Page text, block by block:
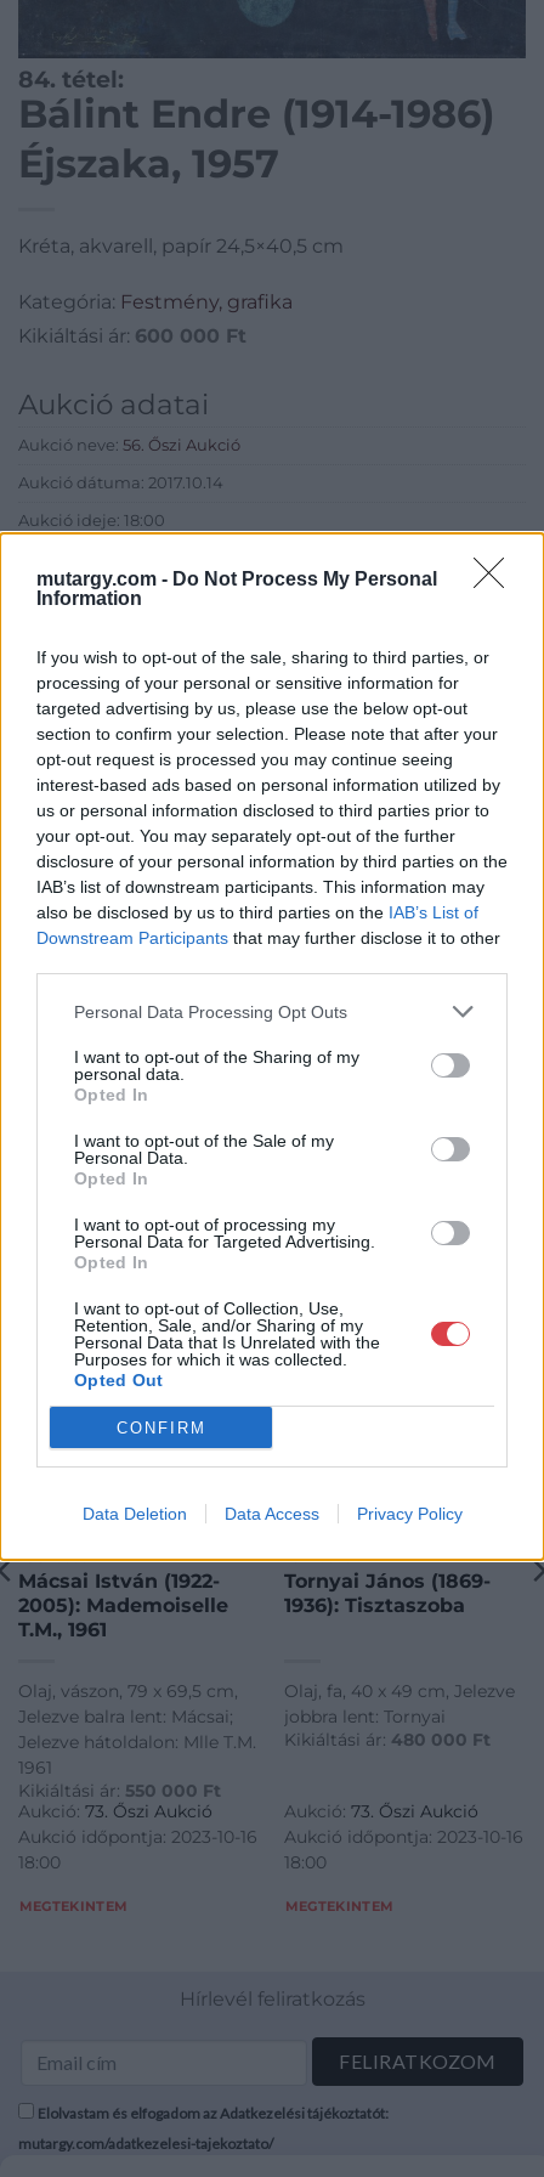
mutargy.com - Do Not Process My Personal
Information
If you wish to opt-out of the sale, sharing to third parties, or
processing of your personal or sensitive information for
targeted advertising by us, please use the below opt-out
section to confirm your selection. Please note that after your
opt-out request is processed you may continue seeing
interest-based ads based on personal information utilized by
us or personal information disclosed to third parties prior to
your opt-out. You may separately opt-out of the further
disclosure of your personal information by third parties on the
IAB’s list of downstream participants. This information may
also be disclosed by us to third parties on the IAB’s List of
Downstream Participants that may further disclose it to other
Personal Data Processing Opt Outs
I want to opt-out of the Sharing of my
personal data.
Opted In
I want to opt-out of the Sale of my
Personal Data.
Opted In
I want to opt-out of processing my
Personal Data for Targeted Advertising.
Opted In
I want to opt-out of Collection, Use,
Retention, Sale, and/or Sharing of my
Personal Data that Is Unrelated with the
Purposes for which it was collected.
Opted Out
CONFIRM
Data Deletion Data Access Privacy Policy
84. tétel:
Bálint Endre (1914-1986)
Éjszaka, 1957
Kréta, akvarell, papír 24,5×40,5 cm
Kategória: Festmény, grafika
Kikiáltási ár: 600 000 Ft
Aukció adatai
Aukció neve: 56. Őszi Aukció
Aukció dátuma: 2017.10.14
Aukció ideje: 18:00
Tételszám: 84
Eladó adatai
Eladó:Virág Judit Galéria
Cím: Nemes Zsófia
Mű-Terem Galéria Kft.
1055 Budapest, Falk Miksa u. 30
Telefon: 36-1-312-2071, 269-4681 269-4681
Weboldal: http://www.viragjuditgaleria.hu
Bemutatkozás: Kiemelkedő kvalitású 19. és 20. századi magyar
festészet és szecessziós Zsolnay kerámiák adás-vétele és
GALÉRIA TOVÁBBI MŰTÁRGYAI
KAPCSOLÓDÓ MŰTÁRGYAK
168. tétel:
Mácsai István (1922-
2005): Mademoiselle
T.M., 1961
Olaj, vászon, 79 x 69,5 cm,
Jelezve balra lent: Mácsai;
Jelezve hátoldalon: Mlle T.M.
1961
Kikiáltási ár: 550 000 Ft
Aukció: 73. Őszi Aukció
Aukció időpontja: 2023-10-16
18:00
MEGTEKINTEM
167. tétel:
Tornyai János (1869-
1936): Tisztaszoba
Olaj, fa, 40 x 49 cm, Jelezve
jobbra lent: Tornyai
Kikiáltási ár: 480 000 Ft
Aukció: 73. Őszi Aukció
Aukció időpontja: 2023-10-16
18:00
MEGTEKINTEM
Hírlevél feliratkozás
Elolvastam és elfogadom az Adatkezelési tájékoztatót:
mutargy.com/adatkezelesi-tajekoztato/